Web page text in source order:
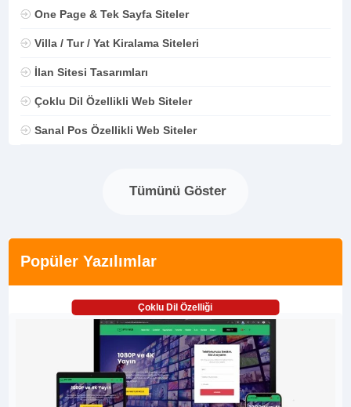
One Page & Tek Sayfa Siteler
Villa / Tur / Yat Kiralama Siteleri
İlan Sitesi Tasarımları
Çoklu Dil Özellikli Web Siteler
Sanal Pos Özellikli Web Siteler
Tümünü Göster
Popüler Yazılımlar
Çoklu Dil Özelliği